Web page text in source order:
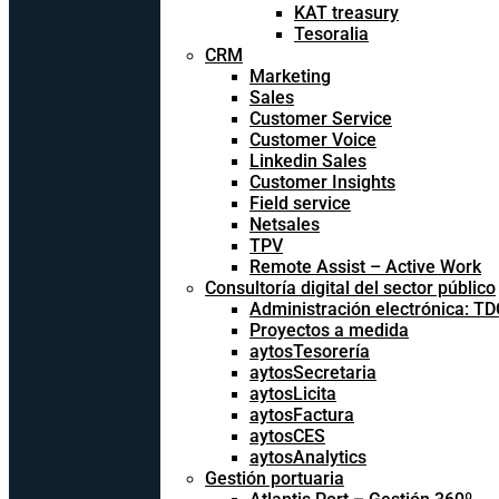
KAT treasury
Tesoralia
CRM
Marketing
Sales
Customer Service
Customer Voice
Linkedin Sales
Customer Insights
Field service
Netsales
TPV
Remote Assist – Active Work
Consultoría digital del sector público
Administración electrónica:
Proyectos a medida
aytosTesorería
aytosSecretaria
aytosLicita
aytosFactura
aytosCES
aytosAnalytics
Gestión portuaria